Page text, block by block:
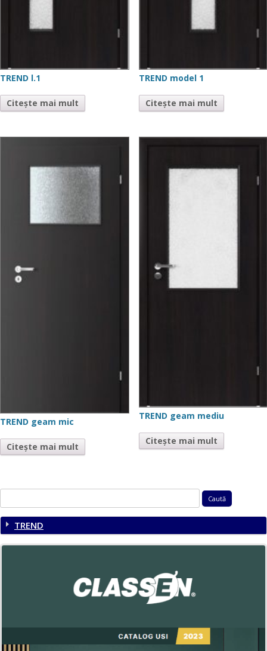
TREND l.1
Citește mai mult
TREND model 1
Citește mai mult
TREND geam mic
Citește mai mult
TREND geam mediu
Citește mai mult
după:
TREND